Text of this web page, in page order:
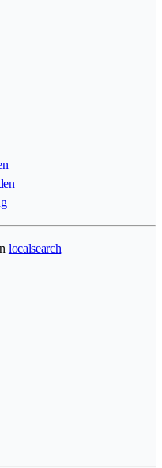
localsearch